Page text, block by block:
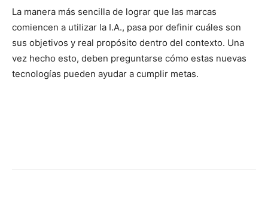
La manera más sencilla de lograr que las marcas
comiencen a utilizar la I.A., pasa por definir cuáles son
sus objetivos y real propósito dentro del contexto. Una
vez hecho esto, deben preguntarse cómo estas nuevas
tecnologías pueden ayudar a cumplir metas.